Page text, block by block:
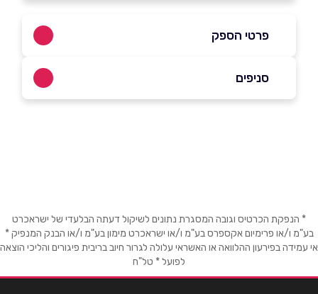
פרטי הספק
אימייל *
סניפים
* הנפקת הכרטיס וגובה המסגרת נתונים לשיקול דעתה הבלעדי של ישראכרט
בע"מ ו/או פרימיום אקספרס בע"מ ו/או ישראכרט מימון בע"מ ו/או הבנק המנפיק *
אי עמידה בפירעון ההלוואה או האשראי עלולה לגרור חיוב בריבית פיגורים והליכי הוצאה
לפועל * טל"ח